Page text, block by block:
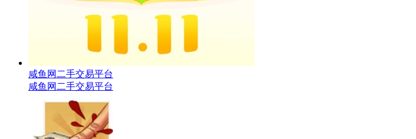
咸鱼网二手交易平台
咸鱼网二手交易平台